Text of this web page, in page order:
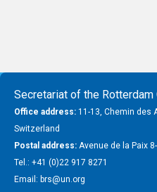
Secretariat of the Rotterdam
Office address: 11-13, Chemin des
Switzerland
Postal address: Avenue de la Paix
Tel.: +41 (0)22 917 8271
Email: brs@un.org